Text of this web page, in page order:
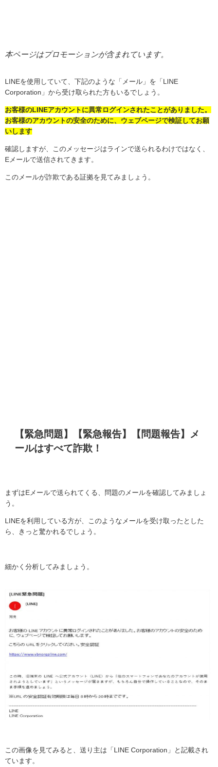
本ページはプロモーションが含まれています。
LINEを使用していて、下記のような「メール」を「
LINE
Corporation 」から受け取られた方もいるでしょう。
お客様のLINEアカウントに異常ログインされたことがありました。
お客様のアカウントの安全のために、ウェブページで検証してお願
いします
確認しますが、このメッセージはラインで送られるわけではなく、
E メールで送信されてきます。
このメールが詐欺である証拠を見てみましょう。
【緊急問題】【緊急報告】【問題報告】メ
ールはすべて詐欺！
まずは E メールで送られてくる、問題のメールを確認してみましょ
う。
LINEを利用している方が、このようなメールを受け取ったとした
ら、きっと驚かれるでしょう。
細かく分析してみましょう。
この画像を見てみると、送り主は「 LINE Corporation 」と記載され
ています。